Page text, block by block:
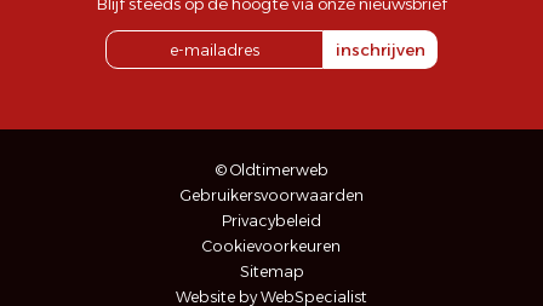
Blijf steeds op de hoogte via onze nieuwsbrief
inschrijven
© Oldtimerweb
Gebruikersvoorwaarden
Privacybeleid
Cookievoorkeuren
Sitemap
Website by WebSpecialist